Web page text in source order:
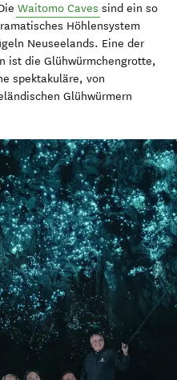
Waitomo Caves sind ein so
Höhlensystem
Neuseelands. Eine der
ist die Glühwürmchengrotte,
spektakuläre, von
Glühwürmern